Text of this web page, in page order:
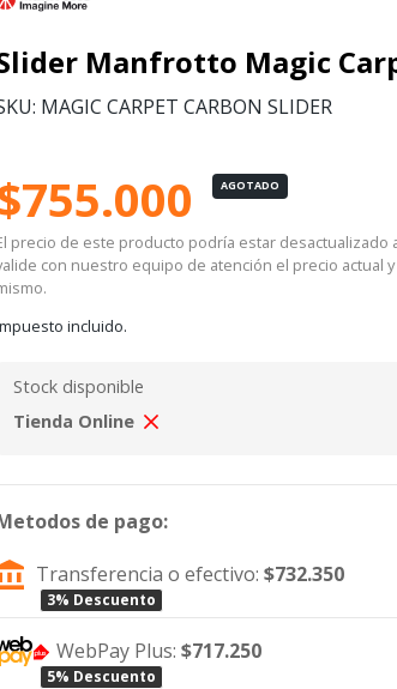
Manfrotto Magic
MAGIC CARPET CARBON SLIDER
AGOTADO
precio de este producto podría estar desactualizado
con nuestro equipo de atención el precio actual
incluido.
Stock disponible
Tienda Online
de pago:
Transferencia o efectivo:$732.350
3% Descuento
WebPay Plus:$717.250
5% Descuento